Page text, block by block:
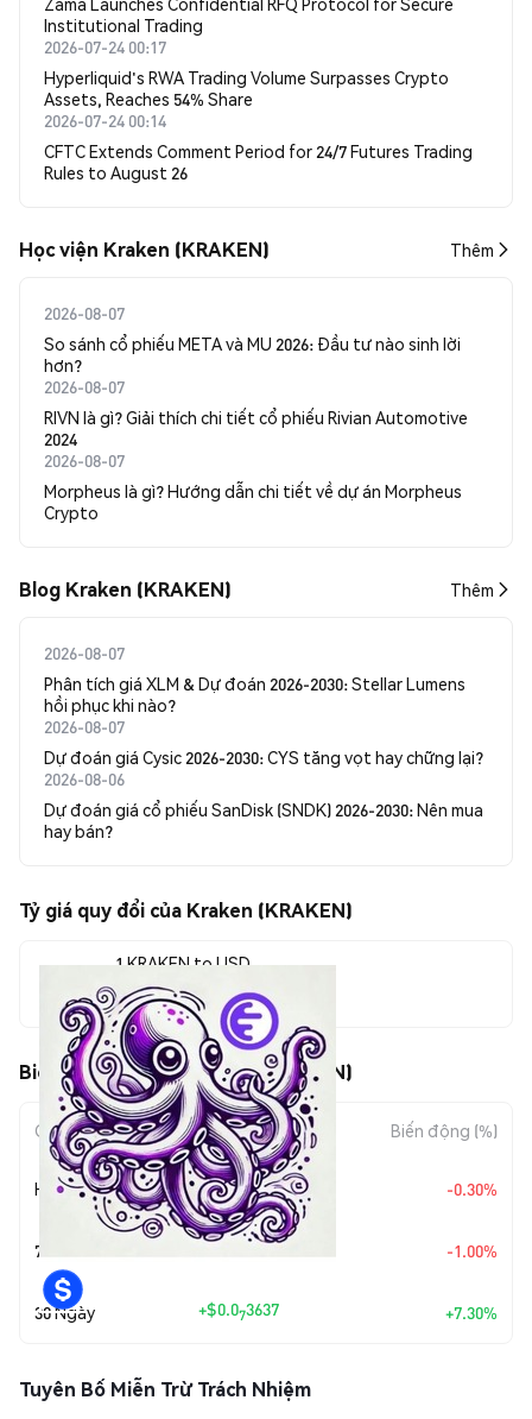
Institutional Trading
2026-07-24 00:17
Hyperliquid's RWA Trading Volume Surpasses Crypto
Assets, Reaches 54% Share
2026-07-24 00:14
CFTC Extends Comment Period for 24/7 Futures Trading
Rules to August 26
Học viện Kraken (KRAKEN) Thêm
2026-08-07
So sánh cổ phiếu META và MU 2026: Đầu tư nào sinh lời
hơn?
2026-08-07
RIVN là gì? Giải thích chi tiết cổ phiếu Rivian Automotive
2024
2026-08-07
Morpheus là gì? Hướng dẫn chi tiết về dự án Morpheus
Crypto
Blog Kraken (KRAKEN) Thêm
2026-08-07
Phân tích giá XLM & Dự đoán 2026-2030: Stellar Lumens
hồi phục khi nào?
2026-08-07
Dự đoán giá Cysic 2026-2030: CYS tăng vọt hay chững lại?
2026-08-06
Dự đoán giá cổ phiếu SanDisk (SNDK) 2026-2030: Nên mua
hay bán?
Tỷ giá quy đổi của Kraken (KRAKEN)
1 KRAKEN to USD
$0.00000053
Biến động giá của Kraken (KRAKEN)
Giai đoạn Mức biến động Biến động (%)
Hôm nay +$0.081608 -0.30%
7 Ngày +$0.0 5401 -1.00%
30 Ngày +$0.073637 +7.30%
Tuyên Bố Miễn Trừ Trách Nhiệm